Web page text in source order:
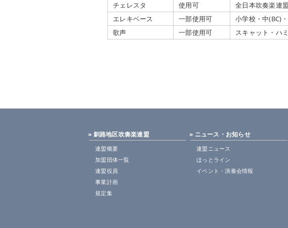
チェレスタ
使用可
全日本吹奏楽連
エレキベース
一部使用可
小学校・中(BC)
歌声
一部使用可 スキャット・ハ
» 釧路地区吹奏楽連盟
連盟概要
加盟団体一覧
連盟役員
事業計画
規定集
» ニュース・お知らせ
連盟ニュース
ほっとライン
イベント・演奏会情報